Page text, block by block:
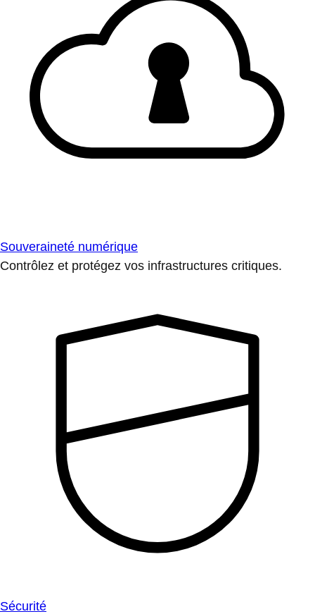
Souveraineté numérique
Contrôlez et protégez vos infrastructures critiques.
Sécurité